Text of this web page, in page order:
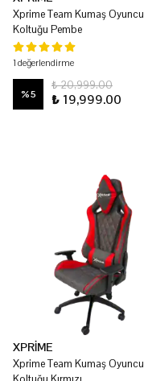
Xprime Team Kumaş Oyuncu
Koltuğu Pembe
1 değerlendirme
%5
₺ 20,999.00
₺ 19,999.00
XPRİME
Xprime Team Kumaş Oyuncu